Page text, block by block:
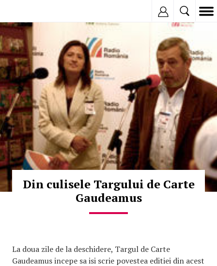
© Copyright:
Din culisele Targului de Carte
Gaudeamus
La doua zile de la deschidere, Targul de Carte
Gaudeamus incepe sa isi scrie povestea editiei din acest